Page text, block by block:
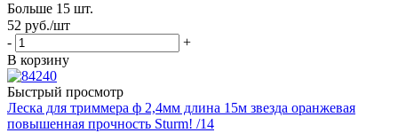
Больше 15 шт.
52 руб./шт
-
+
В корзину
Быстрый просмотр
Леска для триммера ф 2,4мм длина 15м звезда оранжевая
повышенная прочность Sturm! /14